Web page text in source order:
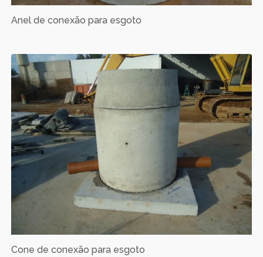
Anel de conexão para esgoto
Cone de conexão para esgoto